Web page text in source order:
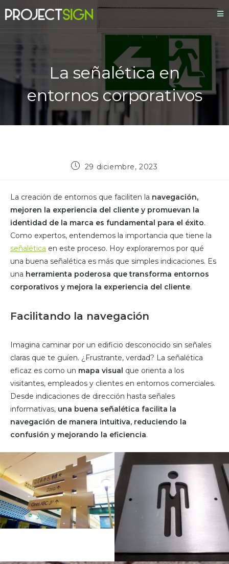
La señalética en
entornos corporativos
29 diciembre, 2023
La creación de entornos que faciliten la navegación,
mejoren la experiencia del cliente y promuevan la
identidad de la marca es fundamental para el éxito.
Como expertos, entendemos la importancia que tiene la
señalética en este proceso. Hoy exploraremos por qué
una buena señalética es más que simples indicaciones. Es
una herramienta poderosa que transforma entornos
corporativos y mejora la experiencia del cliente.
Facilitando la navegación
Imagina caminar por un edificio desconocido sin señales
claras que te guíen. ¿Frustrante, verdad? La señalética
eficaz es como un mapa visual que orienta a los
visitantes, empleados y clientes en entornos comerciales.
Desde indicaciones de dirección hasta señales
informativas, una buena señalética facilita la
navegación de manera intuitiva, reduciendo la
confusión y mejorando la eficiencia.